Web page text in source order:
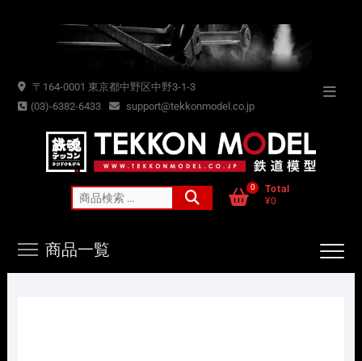
〒164-0001 東京都中野区中野3-1-3
(03)-6382-6433
support@tekkonmodel.co.jp
索
0
Total
¥0
商品一覧